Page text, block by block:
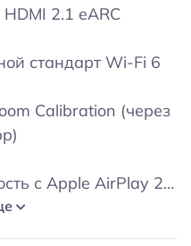
2.1 eARC
стандарт Wi-Fi 6
Calibration (через
с Apple AirPlay 2